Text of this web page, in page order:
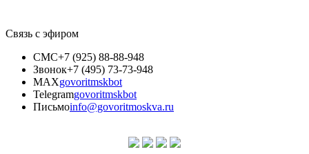
Связь с эфиром
СМС+7 (925) 88-88-948
Звонок+7 (495) 73-73-948
MAXgovoritmskbot
Telegramgovoritmskbot
Письмоinfo@govoritmoskva.ru